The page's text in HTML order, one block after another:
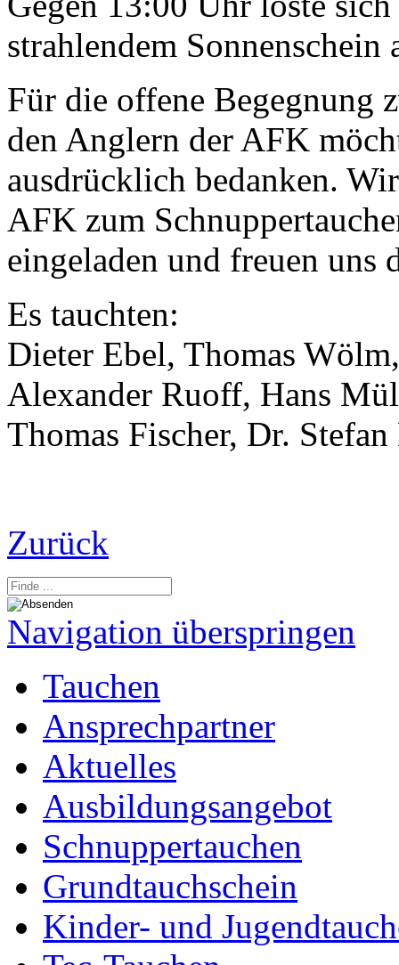
strahlendem Sonnenschein
Für die offene Begegnung
den Anglern der AFK
ausdrücklich bedanken.
AFK zum
eingeladen und freuen uns
Es tauchten:
Dieter Ebel, Thomas
Alexander Ruoff, Hans
Thomas Fischer, Dr.
Zurück
Navigation überspringen
Tauchen
Ansprechpartner
Aktuelles
Ausbildungsangebot
Schnuppertauchen
Grundtauchschein
Kinder- und